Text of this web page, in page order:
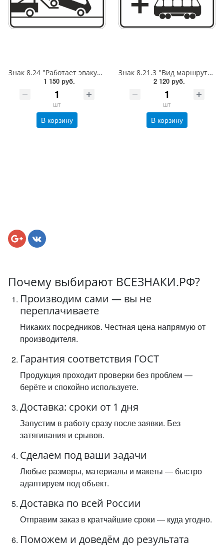
Знак 8.24 "Работает эвакуатор", 350*700, Тип А Коммерческая (3 года),металл 0.8 мм
1 150 руб.
шт
В корзину
Знак 8.21.3 "Вид маршрутного транспортного средства", 450*900, Тип А (1б) Микропризм. (7-9 лет)металл 0.8 мм
2 120 руб.
шт
В корзину
Почему выбирают ВСЕЗНАКИ.РФ?
Производим сами — вы не
переплачиваете
Никаких посредников. Честная цена напрямую от
производителя.
Гарантия соответствия ГОСТ
Продукция проходит проверки без проблем —
берёте и спокойно используете.
Доставка: сроки от 1 дня
Запустим в работу сразу после заявки. Без
затягивания и срывов.
Сделаем под ваши задачи
Любые размеры, материалы и макеты — быстро
адаптируем под объект.
Доставка по всей России
Отправим заказ в кратчайшие сроки — куда угодно.
Поможем и доведём до результата